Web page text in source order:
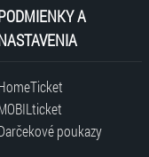
A
poukazy